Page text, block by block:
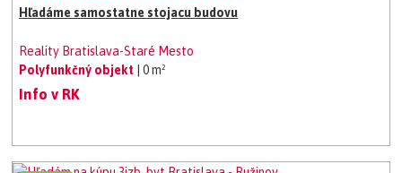
Hľadáme samostatne stojacu budovu
Reality Bratislava-Staré Mesto
Polyfunkčný objekt | 0 m²
Info v RK